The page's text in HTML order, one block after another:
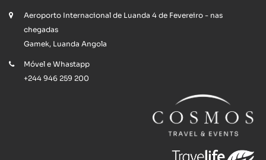
Aeroporto Internacional de Luanda 4 de Fevereiro - nas
chegadas
Gamek, Luanda Angola
Móvel e Whastapp
+244 946 259 200